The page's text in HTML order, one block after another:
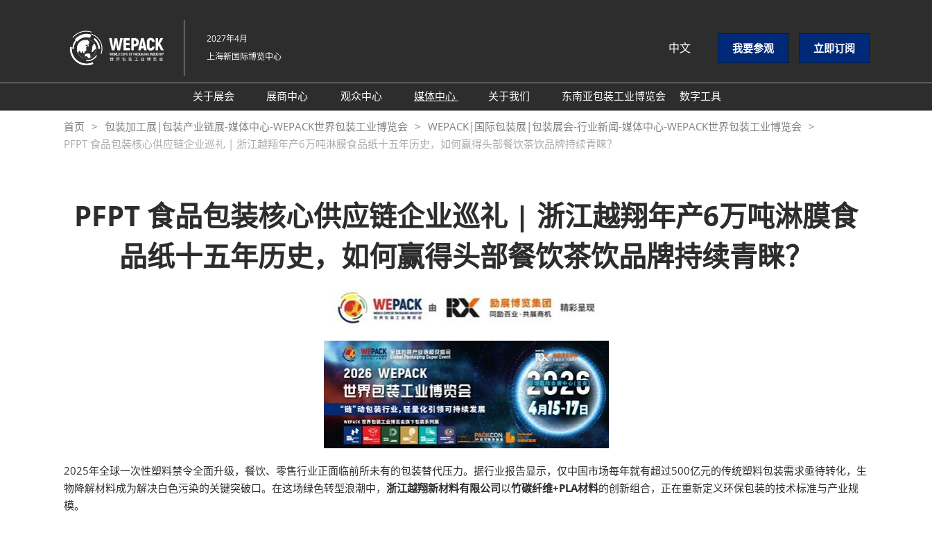
跳
转
容
2027年4月
上海新国际博览中心
中文
English
我要参观 立即订阅
关于展会
展会概况
展品范围
展馆平面图
往届回顾
感谢信
展商中心
展位预定
参展理由
观众中心
观众预登记
参观理由
媒体中心
展会新闻
行业新闻
关于我们
主办方介绍
联系我们
东南亚包装工业博览会
数字工具
GloConverting
首页 包装加工展|包装产业链展-媒体中心-WEPACK世界包装工业博览会
WEPACK|国际包装展|包装展会-行业新闻-媒体中心-WEPACK世界包装工业博览会
PFPT 食品包装核心供应链企业巡礼 | 浙江越翔年产6万吨淋膜食品纸十五年历史，如何赢得头部餐饮茶饮品牌持续青睐？
PFPT 食品包装核心供应链企业巡礼 | 浙江越翔年产6万吨淋膜食
品纸十五年历史，如何赢得头部餐饮茶饮品牌持续青睐？
2025年全球一次性塑料禁令全面升级，餐饮、零售行业正面临前所未有的包装替代压力。据行业报告显示，仅中国市场每年就有超过500亿元的传统塑料包装需求亟待转化，生
物降解材料成为解决白色污染的关键突破口。在这场绿色转型浪潮中， 浙江越翔新材料有限公司以竹碳纤维+PLA材料的创新组合，正在重新定义环保包装的技术标准与产业规
模。